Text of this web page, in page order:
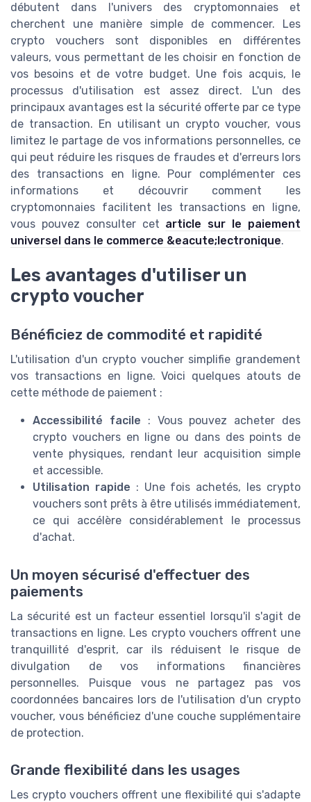
débutent dans l'univers des cryptomonnaies et
cherchent une manière simple de commencer. Les
crypto vouchers sont disponibles en différentes
valeurs, vous permettant de les choisir en fonction de
vos besoins et de votre budget. Une fois acquis, le
processus d'utilisation est assez direct. L'un des
principaux avantages est la sécurité offerte par ce type
de transaction. En utilisant un crypto voucher, vous
limitez le partage de vos informations personnelles, ce
qui peut réduire les risques de fraudes et d'erreurs lors
des transactions en ligne. Pour complémenter ces
informations et découvrir comment les
cryptomonnaies facilitent les transactions en ligne,
vous pouvez consulter cet article sur le paiement
universel dans le commerce &eacute;lectronique.
Les avantages d'utiliser un
crypto voucher
Bénéficiez de commodité et rapidité
L'utilisation d'un crypto voucher simplifie grandement
vos transactions en ligne. Voici quelques atouts de
cette méthode de paiement :
Accessibilité facile : Vous pouvez acheter des
crypto vouchers en ligne ou dans des points de
vente physiques, rendant leur acquisition simple
et accessible.
Utilisation rapide : Une fois achetés, les crypto
vouchers sont prêts à être utilisés immédiatement,
ce qui accélère considérablement le processus
d'achat.
Un moyen sécurisé d'effectuer des
paiements
La sécurité est un facteur essentiel lorsqu'il s'agit de
transactions en ligne. Les crypto vouchers offrent une
tranquillité d'esprit, car ils réduisent le risque de
divulgation de vos informations financières
personnelles. Puisque vous ne partagez pas vos
coordonnées bancaires lors de l'utilisation d'un crypto
voucher, vous bénéficiez d'une couche supplémentaire
de protection.
Grande flexibilité dans les usages
Les crypto vouchers offrent une flexibilité qui s'adapte